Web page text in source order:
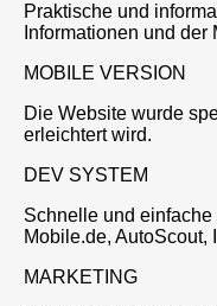
Praktische und
Informationen und
MOBILE VERSION
Die Website wurde
erleichtert wird.
DEV SYSTEM
Schnelle und
Mobile.de, AutoScout,
MARKETING